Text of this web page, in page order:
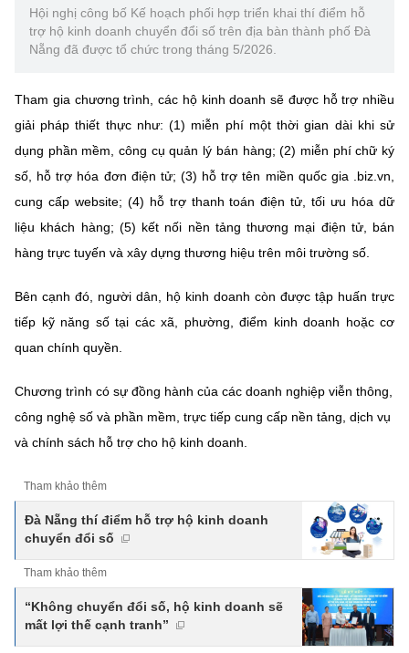
Cơ quan chủ quản: Bộ Khoa học và Công nghệ (MST)
Chịu trách nhiệm nội dung: Nguyễn Thị Hải Hằng
Giám đốc Trung tâm Truyền thông Khoa học và Công nghệ.
Địa chỉ: Ban Biên tập Cổng TTĐT - 18 Nguyễn Du, TP. Hà Nội
Điện thoại: 024 3936 9506
Email:stc@mst.gov.vn
©2026 Bản quyền thuộc Bộ Khoa Học và Công Nghệ
(Ghi rõ nguồn "https://mst.gov.vn" khi phát hành lại thông tin từ
Hội nghị công bố Kế hoạch phối hợp triển khai thí điểm hỗ
trợ hộ kinh doanh chuyển đổi số trên địa bàn thành phố Đà
Nẵng đã được tổ chức trong tháng 5/2026.
Tham gia chương trình, các hộ kinh doanh sẽ được hỗ trợ nhiều
giải pháp thiết thực như: (1) miễn phí một thời gian dài khi sử
dụng phần mềm, công cụ quản lý bán hàng; (2) miễn phí chữ ký
số, hỗ trợ hóa đơn điện tử; (3) hỗ trợ tên miền quốc gia .biz.vn,
cung cấp website; (4) hỗ trợ thanh toán điện tử, tối ưu hóa dữ
liệu khách hàng; (5) kết nối nền tảng thương mại điện tử, bán
hàng trực tuyến và xây dựng thương hiệu trên môi trường số.
Bên cạnh đó, người dân, hộ kinh doanh còn được tập huấn trực
tiếp kỹ năng số tại các xã, phường, điểm kinh doanh hoặc cơ
quan chính quyền.
Chương trình có sự đồng hành của các doanh nghiệp viễn thông,
công nghệ số và phần mềm, trực tiếp cung cấp nền tảng, dịch vụ
và chính sách hỗ trợ cho hộ kinh doanh.
Tham khảo thêm
Đà Nẵng thí điểm hỗ trợ hộ kinh doanh
chuyển đổi số
Tham khảo thêm
“Không chuyển đổi số, hộ kinh doanh sẽ
mất lợi thế cạnh tranh”